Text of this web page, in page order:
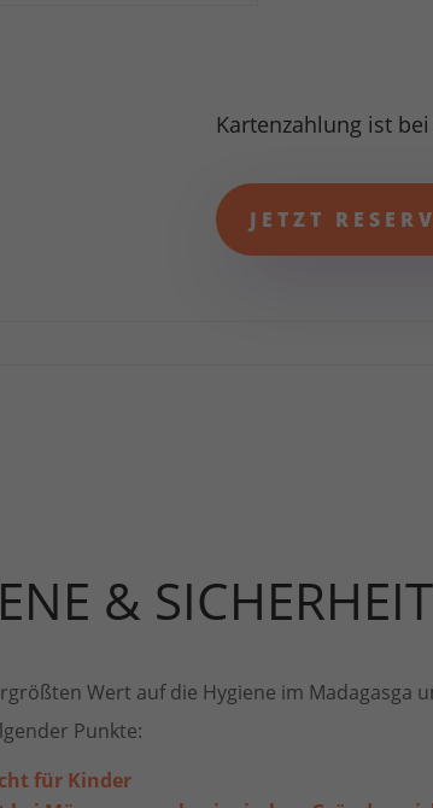
Kartenzahlung ist
JETZT
& SICHERHEIT
Wert auf die Hygiene im Madagasga
Punkte:
für Kinder